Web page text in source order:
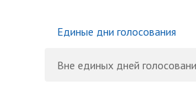
Единые дни голосования
Вне единых дней